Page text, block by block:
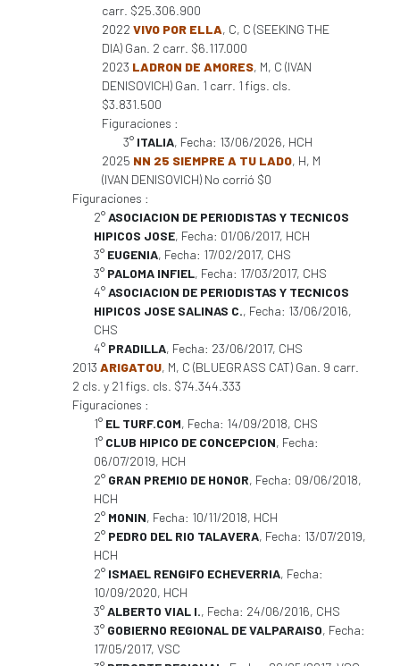
carr. $25.306.900
2022 VIVO POR ELLA, C, C (SEEKING THE
DIA) Gan. 2 carr. $6.117.000
2023 LADRON DE AMORES, M, C (IVAN
DENISOVICH) Gan. 1 carr. 1 figs. cls.
$3.831.500
Figuraciones :
3° ITALIA, Fecha: 13/06/2026, HCH
2025 NN 25 SIEMPRE A TU LADO, H, M
(IVAN DENISOVICH) No corrió $0
Figuraciones :
2°ASOCIACION DE PERIODISTAS Y TECNICOS
HIPICOS JOSE, Fecha: 01/06/2017, HCH
3° EUGENIA, Fecha: 17/02/2017, CHS
3° PALOMA INFIEL, Fecha: 17/03/2017, CHS
4°ASOCIACION DE PERIODISTAS Y TECNICOS
HIPICOS JOSE SALINAS C., Fecha: 13/06/2016,
CHS
4° PRADILLA, Fecha: 23/06/2017, CHS
2013 ARIGATOU, M, C (BLUEGRASS CAT) Gan. 9 carr.
2 cls. y 21 figs. cls. $74.344.333
Figuraciones :
1° EL TURF.COM, Fecha: 14/09/2018, CHS
1° CLUB HIPICO DE CONCEPCION, Fecha:
06/07/2019, HCH
2° GRAN PREMIO DE HONOR, Fecha: 09/06/2018,
HCH
2° MONIN, Fecha: 10/11/2018, HCH
2° PEDRO DEL RIO TALAVERA, Fecha: 13/07/2019,
HCH
2° ISMAEL RENGIFO ECHEVERRIA, Fecha:
10/09/2020, HCH
3°ALBERTO VIAL I., Fecha: 24/06/2016, CHS
3° GOBIERNO REGIONAL DE VALPARAISO, Fecha:
17/05/2017, VSC